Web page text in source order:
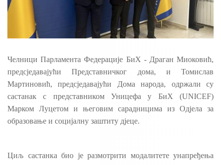
Челници Парламента Федерације БиХ - Драган Миоковић,
предсједавајући Представничког дома, и Томислав
Мартиновић, предсједавајући Дома народа, одржали су
састанак с представником Уницефа у БиХ (UNICEF)
Марком Луцетом и његовим сарадницима из Одјела за
образовање и социјалну заштиту дјеце.
Циљ састанка био је размотрити модалитете унапређења